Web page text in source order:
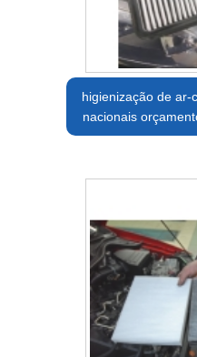
higienização de ar-
nacionais